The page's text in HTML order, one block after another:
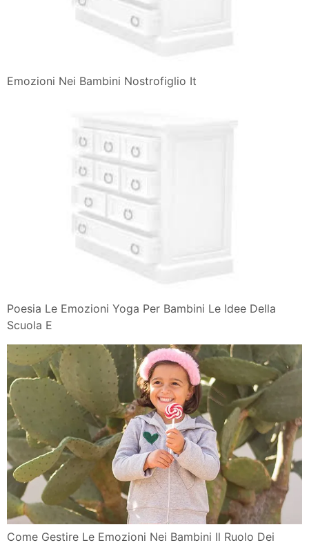
Emozioni Nei Bambini Nostrofiglio It
Poesia Le Emozioni Yoga Per Bambini Le Idee Della
Scuola E
Come Gestire Le Emozioni Nei Bambini Il Ruolo Dei